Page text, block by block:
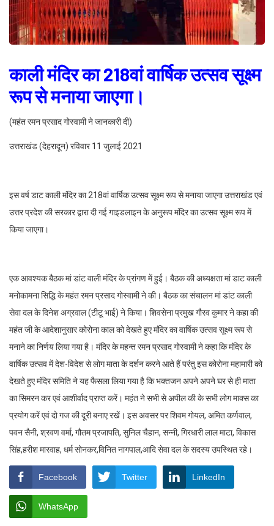
काली मंदिर का 218वां वार्षिक उत्सव सूक्ष्म
रूप से मनाया जाएगा।
(महंत रमन प्रसाद गोस्वामी ने जानकारी दी)
उत्तराखंड (देहरादून) रविवार 11 जुलाई 2021
इस वर्ष डाट काली मंदिर का 218वां वार्षिक उत्सव सूक्ष्म रूप से मनाया जाएगा उत्तराखंड एवं
उत्तर प्रदेश की सरकार द्वारा दी गई गाइडलाइन के अनुरूप मंदिर का उत्सव सूक्ष्म रूप में
किया जाएगा।
एक आवश्यक बैठक मां डांट वाली मंदिर के प्रांगण में हुई। बैठक की अध्यक्षता मां डाट काली
मनोकामना सिद्धि के महंत रमन प्रसाद गोस्वामी ने की। बैठक का संचालन मां डांट काली
सेवा दल के दिनेश अग्रवाल (टीटू भाई) ने किया। शिवसेना प्रमुख गौरव कुमार ने कहा की
महंत जी के आदेशानुसार कोरोना काल को देखते हुए मंदिर का वार्षिक उत्सव सूक्ष्म रूप से
मनाने का निर्णय लिया गया है। मंदिर के महन्त रमन प्रसाद गोस्वामी ने कहा कि मंदिर के
वार्षिक उत्सव में देश-विदेश से लोग माता के दर्शन करने आते हैं परंतु इस कोरोना महामारी को
देखते हुए मंदिर समिति ने यह फैसला लिया गया है कि भक्तजन अपने अपने घर से ही माता
का सिमरन कर एवं आशीर्वाद प्राप्त करें। महंत ने सभी से अपील की के सभी लोग माक्स का
प्रयोग करें एवं दो गज की दूरी बनाए रखें। इस अवसर पर शिवम गोयल, अमित कर्णवाल,
पवन सैनी, श्रवण वर्मा, गौतम प्रजापति, सुनिल चैहान, सन्नी, गिरधारी लाल माटा, विकास
सिंह,हरीश मारवाह, धर्म सोनकर,विनित नागपाल,आदि सेवा दल के सदस्य उपस्थित रहे।
Facebook Twitter LinkedIn
WhatsApp